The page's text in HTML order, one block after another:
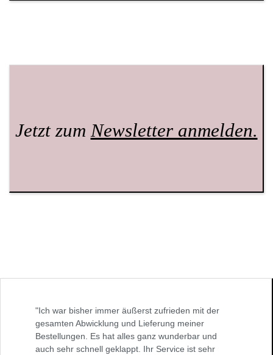
Jetzt zumNewsletter anmelden.
"Ich war bisher immer äußerst zufrieden mit der
gesamten Abwicklung und Lieferung meiner
Bestellungen. Es hat alles ganz wunderbar und
auch sehr schnell geklappt. Ihr Service ist sehr